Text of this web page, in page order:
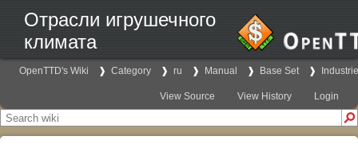
Отрасли игрушечного
климата
OpenTTD's Wiki Category ru Manual Base Set
View Source View History Login